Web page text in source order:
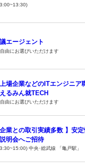
エージェント
由にお選びいただけます
場企業などのITエンジニア
るみん就TECH
由にお選びいただけます
企業との取引実績多数 】安
明会へご招待
中央･総武線 「亀戸駅」